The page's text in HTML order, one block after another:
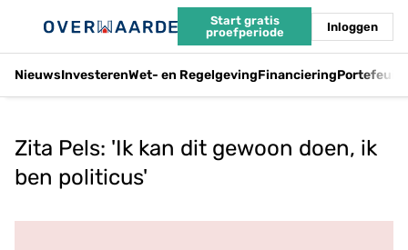
Start gratis
proefperiode
Inloggen
NieuwsInvesterenWet- en RegelgevingFinanciering
Zita Pels: 'Ik kan dit gewoon doen, ik
ben politicus'